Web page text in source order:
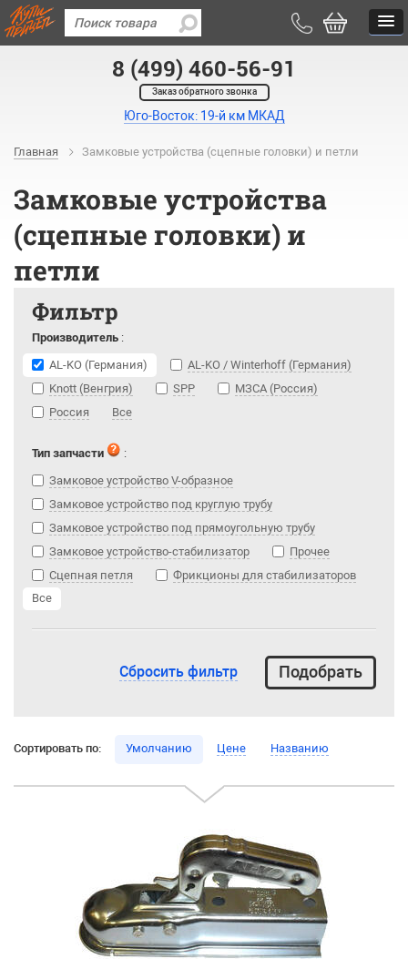
8 (499) 460-56-91
Заказ обратного звонка
Юго-Восток: 19-й км МКАД
Главная Замковые устройства (сцепные головки) и петли
Замковые устройства
(сцепные головки) и
петли
Фильтр
Производитель :
AL-KO (Германия)
AL-KO / Winterhoff (Германия)
Knott (Венгрия)
SPP
МЗСА (Россия)
Россия
Все
Тип запчасти
:
Замковое устройство V-образное
Замковое устройство под круглую трубу
Замковое устройство под прямоугольную трубу
Замковое устройство-стабилизатор
Прочее
Сцепная петля
Фрикционы для стабилизаторов
Все
Сбросить фильтр
Сортировать по: Умолчанию Цене Названию